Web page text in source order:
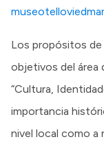
Los propósitos de
objetivos del área
“Cultura,
importancia
nivel local como a